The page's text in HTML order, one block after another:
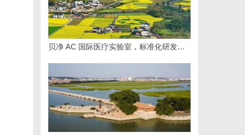
贝净 AC 国际医疗实验室，标准化研发体系全解析